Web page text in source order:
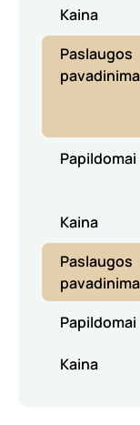
Kaina
Paslaugos
Papildomai
Kaina
Paslaugos
Papildomai
Kaina